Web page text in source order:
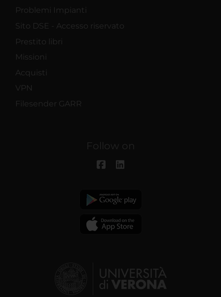
Problemi Impianti
Sito DSE - Accesso riservato
Prestito libri
Missioni
Acquisti
VPN
Filesender GARR
Follow on